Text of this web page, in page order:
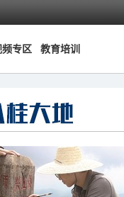
频专区 教育培训